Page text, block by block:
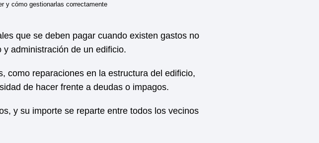
y cómo gestionarlas correctamente
que se deben pagar cuando existen gastos no
administración de un edificio.
como reparaciones en la estructura del edificio,
de hacer frente a deudas o impagos.
y su importe se reparte entre todos los vecinos